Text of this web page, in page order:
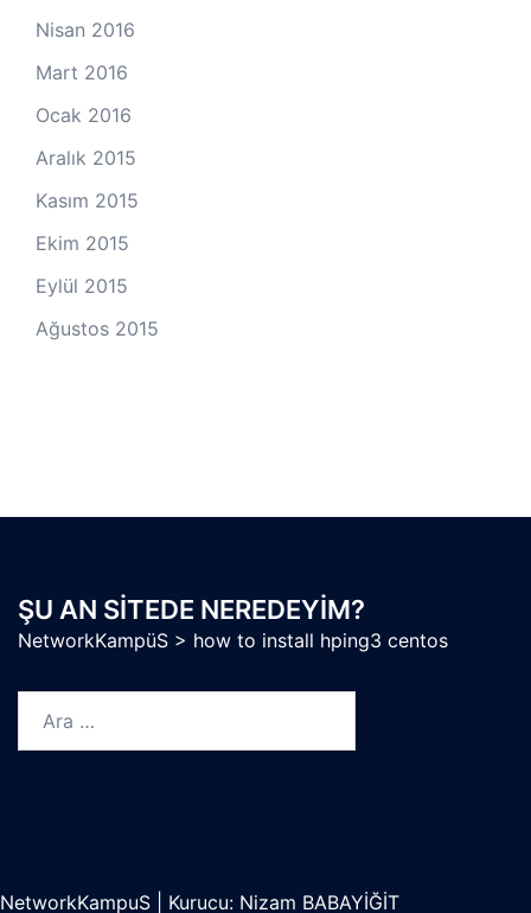
Nisan 2016
Mart 2016
Ocak 2016
Aralık 2015
Kasım 2015
Ekim 2015
Eylül 2015
Ağustos 2015
ŞU AN SITEDE NEREDEYIM?
NetworkKampüS > how to install hping3 centos
NetworkKampuS Kurucu: Nizam BABAYİĞİT